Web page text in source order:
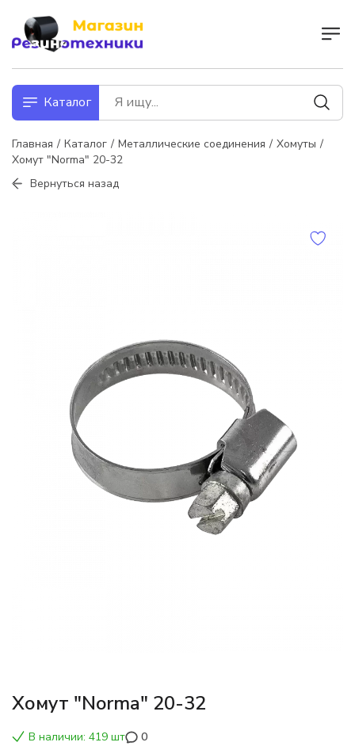
Каталог
Главная Каталог Металлические соединения
Хомуты
Хомут "Norma" 20-32
Вернуться назад
Хомут "Norma" 20-32
В наличии: 419 шт 0